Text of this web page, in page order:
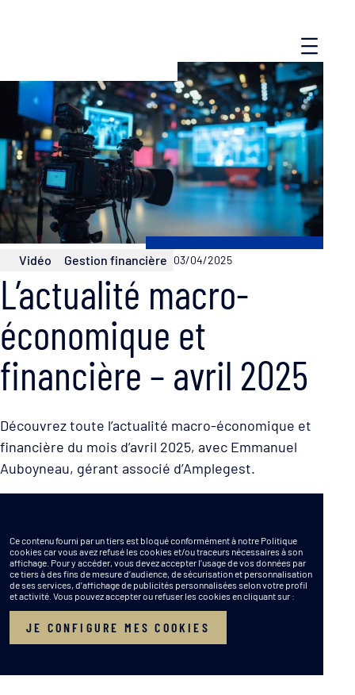
Vidéo Gestion financière 03/04/2025
L’actualité macro-
économique et
financière – avril 2025
Découvrez toute l’actualité macro-économique et
financière du mois d’avril 2025, avec Emmanuel
Auboyneau, gérant associé d’Amplegest.
Ce contenu fourni par un tiers est bloqué conformément à notre Politique
cookies car vous avez refusé les cookies et/ou traceurs nécessaires à son
affichage. Pour y accéder, vous devez accepter l’usage de vos données par
ce tiers à des fins de mesure d’audience, de sécurisation et personnalisation
de ses services, d’affichage de publicités personnalisées selon votre profil
et activité. Vous pouvez accepter ou refuser les cookies en cliquant sur :
JE CONFIGURE MES COOKIES